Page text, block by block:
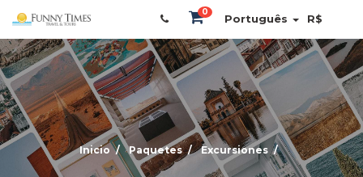
0
Português R$
Inicio Paquetes Excursiones